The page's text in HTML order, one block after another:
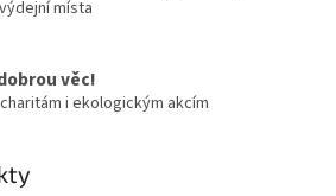
místa
věc!
i ekologickým akcím